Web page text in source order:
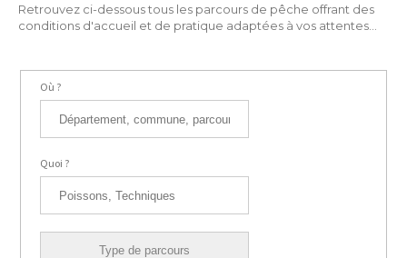
Retrouvez ci-dessous tous les parcours de pêche offrant des
conditions d'accueil et de pratique adaptées à vos attentes...
Où ?
Quoi ?